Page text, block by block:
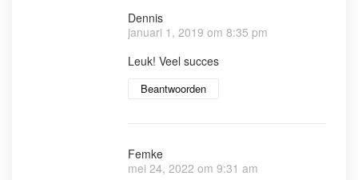
Dennis
januari 1, 2019 om 8:35 pm
Leuk! Veel succes
Beantwoorden
Femke
mei 24, 2022 om 9:31 am